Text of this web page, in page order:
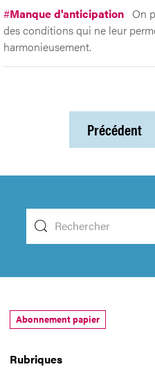
#Manque d'anticipation On
des conditions qui ne leur
harmonieusement.
Précédent
Rubriques
Abonnement papier